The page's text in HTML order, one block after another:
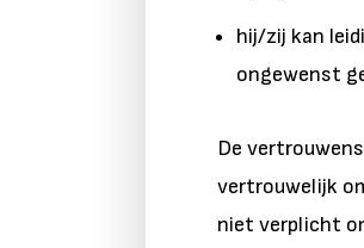
hij/zij kan
ongewenst
De
vertrouwelijk
niet verplicht